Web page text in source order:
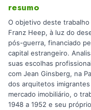
resumo
O objetivo deste
Franz Heep, à luz do
pós-guerra, financiado
capital estrangeiro.
suas escolhas
com Jean Ginsberg, na
dos arquitetos
mercado imobiliário, o
1948 a 1952 e seu